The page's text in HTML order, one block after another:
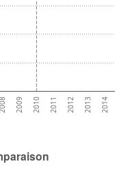
2008 2009 2010 2011 2012 2013 2014